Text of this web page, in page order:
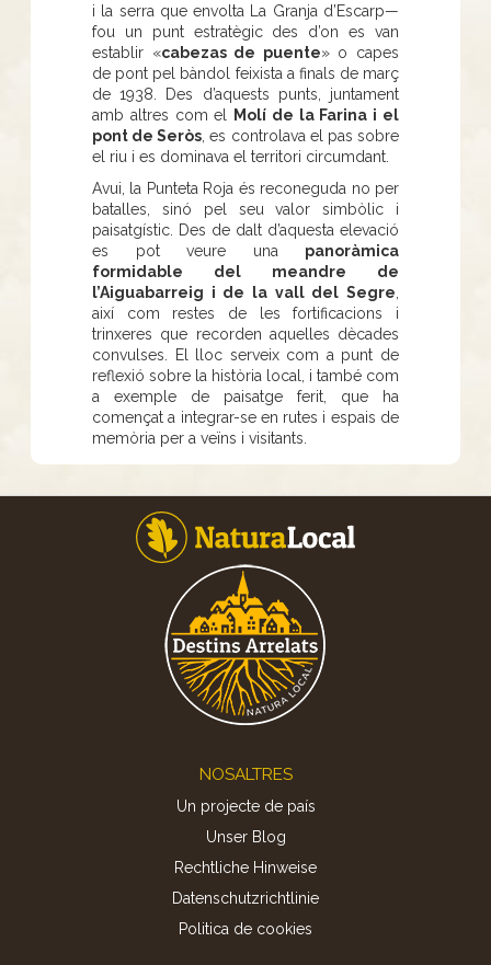
i la serra que envolta La Granja d’Escarp—
fou un punt estratègic des d’on es van
establir «cabezas de puente» o capes
de pont pel bàndol feixista a finals de març
de 1938. Des d’aquests punts, juntament
amb altres com el
Molí de la Farina i el
pont de Seròs , es controlava el pas sobre
el riu i es dominava el territori circumdant.
Avui, la Punteta Roja és reconeguda no per
batalles, sinó pel seu valor simbòlic i
paisatgístic. Des de dalt d’aquesta elevació
es pot veure una panoràmica
formidable del meandre de
l’Aiguabarreig i de la vall del Segre
així com restes de les fortificacions i
trinxeres que recorden aquelles dècades
convulses. El lloc serveix com a punt de
reflexió sobre la història local, i també com
a exemple de paisatge ferit, que ha
començat a integrar-se en rutes i espais de
memòria per a veïns i visitants.
NOSALTRES
Un projecte de país
Unser Blog
Rechtliche Hinweise
Datenschutzrichtlinie
Politica de cookies